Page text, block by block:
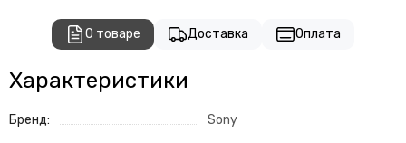
О товаре Доставка Оплата
Характеристики
Бренд: Sony